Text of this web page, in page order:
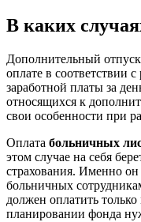
В каких
Дополнительный
оплате в соответствии
заработной платы за
относящихся к
свои особенности при
Оплата больничных
этом случае на себя
страхования. Именно он
больничных
должен оплатить
планировании фонда